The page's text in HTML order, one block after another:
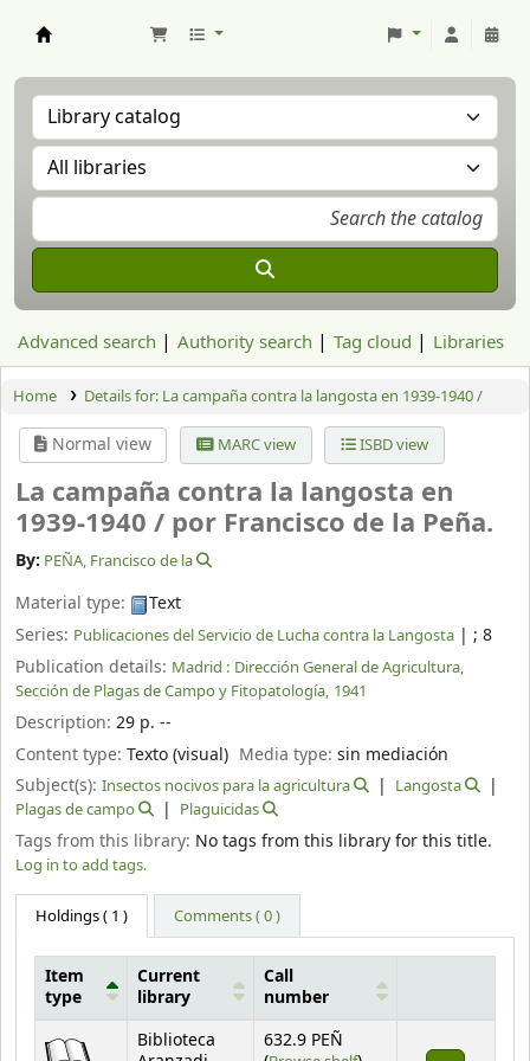
Advanced search Authority search Tag cloud Libraries
Home Details for: La campaña contra la langosta en 1939-1940 /
Normal view MARC view ISBD view
La campaña contra la langosta en
1939-1940 / por Francisco de la Peña.
By: PEÑA, Francisco de la
Material type:
Text
Series: Publicaciones del Servicio de Lucha contra la Langosta | ; 8
Publication details: Madrid : Dirección General de Agricultura,
Sección de Plagas de Campo y Fitopatología, 1941
Description: 29 p. --
Content type: Texto (visual) Media type:sin mediación
Subject(s): Insectos nocivos para la agricultura
Langosta
Plagas de campo
Plaguicidas
Tags from this library: No tags from this library for this title.
Log in to add tags.
Holdings( 1 ) Comments ( 0 )
Holdings
Item
type
Current
library
Call
number
Biblioteca
632.9 PEÑ